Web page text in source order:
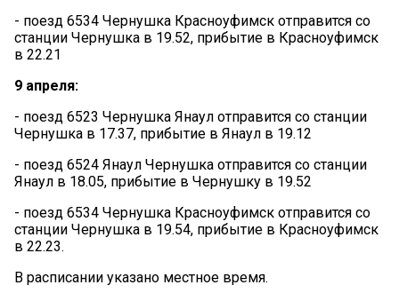
- поезд 6534 Чернушка Красноуфимск отправится со
станции Чернушка в 19.52, прибытие в Красноуфимск
в 22.21
9 апреля:
- поезд 6523 Чернушка Янаул отправится со станции
Чернушка в 17.37, прибытие в Янаул в 19.12
- поезд 6524 Янаул Чернушка отправится со станции
Янаул в 18.05, прибытие в Чернушку в 19.52
- поезд 6534 Чернушка Красноуфимск отправится со
станции Чернушка в 19.54, прибытие в Красноуфимск
в 22.23.
В расписании указано местное время.